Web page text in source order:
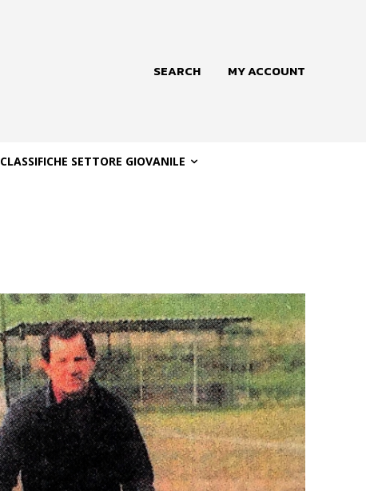
SEARCH MY ACCOUNT
CLASSIFICHE SETTORE GIOVANILE